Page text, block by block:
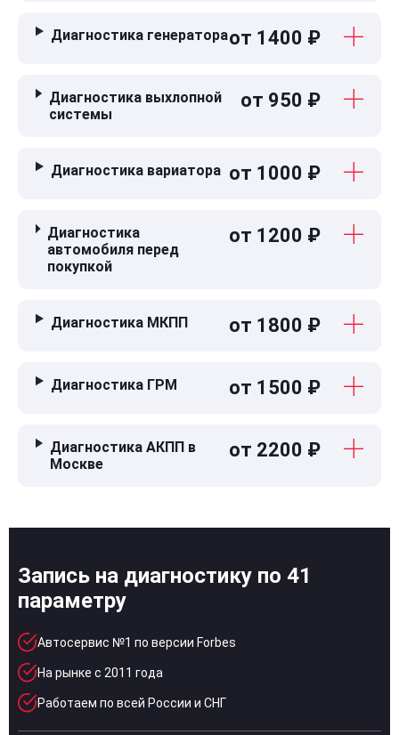
Диагностика генератораот 1400 ₽
Диагностика выхлопной
системы
от 950 ₽
Диагностика вариатора от 1000 ₽
Диагностика
автомобиля перед
покупкой
от 1200 ₽
Диагностика МКПП от 1800 ₽
Диагностика ГРМ от 1500 ₽
Диагностика АКПП в
Москве
от 2200 ₽
Запись на диагностику по 41
параметру
Автосервис №1 по версии Forbes
На рынке с 2011 года
Работаем по всей России и СНГ